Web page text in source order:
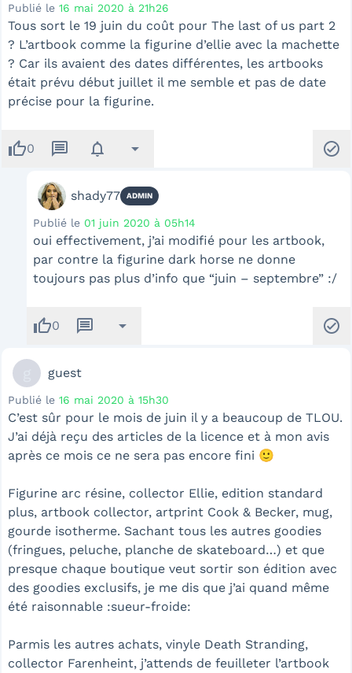
Publié le 16 mai 2020 à 21h26
Tous sort le 19 juin du coût pour The last of us part 2
? L’artbook comme la figurine d’ellie avec la machette
? Car ils avaient des dates différentes, les artbooks
était prévu début juillet il me semble et pas de date
précise pour la figurine.
thumb_up0 message notifications arrow_drop_down check_circle
shady77 ADMIN
Publié le 01 juin 2020 à 05h14
oui effectivement, j’ai modifié pour les artbook,
par contre la figurine dark horse ne donne
toujours pas plus d’info que “juin – septembre” :/
thumb_up0 message arrow_drop_down check_circle
guest
Publié le 16 mai 2020 à 15h30
C’est sûr pour le mois de juin il y a beaucoup de TLOU.
J’ai déjà reçu des articles de la licence et à mon avis
après ce mois ce ne sera pas encore fini 🙂
Figurine arc résine, collector Ellie, edition standard
plus, artbook collector, artprint Cook & Becker, mug,
gourde isotherme. Sachant tous les autres goodies
(fringues, peluche, planche de skateboard…) et que
presque chaque boutique veut sortir son édition avec
des goodies exclusifs, je me dis que j’ai quand même
été raisonnable :sueur-froide:
Parmis les autres achats, vinyle Death Stranding,
collector Farenheint, j’attends de feuilleter l’artbook